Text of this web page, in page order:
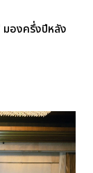
มองครึ่งปีหลัง